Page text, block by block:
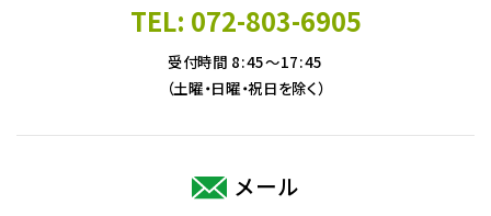
TEL: 072-803-6905
受付時間 8:45～17:45
（土曜・日曜・祝日を除く）
メール